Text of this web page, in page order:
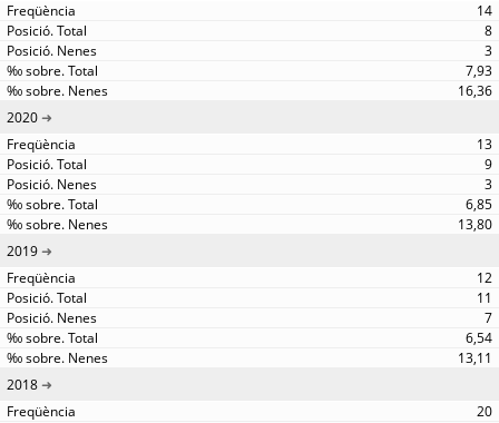
14
8
3
7,93
16,36
2020
13
9
3
6,85
13,80
2019
12
11
7
6,54
13,11
2018
20